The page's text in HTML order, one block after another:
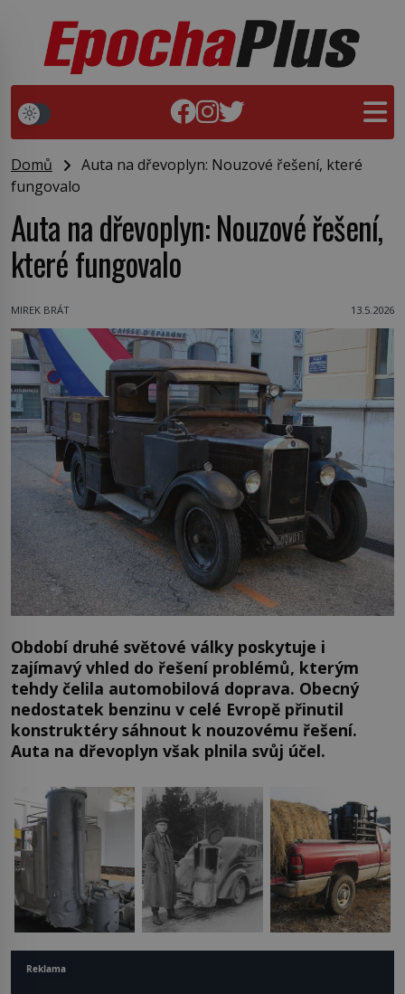
Domů
Auta na dřevoplyn: Nouzové řešení, které
fungovalo
Auta na dřevoplyn: Nouzové řešení,
které fungovalo
MIREK BRÁT 13.5.2026
Období druhé světové války poskytuje i
zajímavý vhled do řešení problémů, kterým
tehdy čelila automobilová doprava. Obecný
nedostatek benzinu v celé Evropě přinutil
konstruktéry sáhnout k nouzovému řešení.
Auta na dřevoplyn však plnila svůj účel.
Reklama